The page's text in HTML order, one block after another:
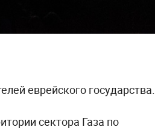
еврейского государства.
сектора Газа по